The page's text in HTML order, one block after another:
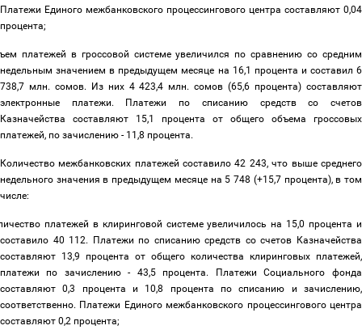
Платежи Единого межбанковского процессингового центра составляют 0,04
процента;
платежей в гроссовой системе увеличился по сравнению со средним
недельным значением в предыдущем месяце на 16,1 процента и составил 6
738,7 млн. сомов. Из них 4 423,4 млн. сомов (65,6 процента) составляют
электронные платежи. Платежи по списанию средств со счетов
Казначейства составляют 15,1 процента от общего объема гроссовых
платежей, по зачислению - 11,8 процента.
Количество межбанковских платежей составило 42 243, что выше среднего
недельного значения в предыдущем месяце на 5 748 (+15,7 процента), в том
числе:
платежей в клиринговой системе увеличилось на 15,0 процента и
составило 40 112. Платежи по списанию средств со счетов Казначейства
составляют 13,9 процента от общего количества клиринговых платежей,
платежи по зачислению - 43,5 процента. Платежи Социального фонда
составляют 0,3 процента и 10,8 процента по списанию и зачислению,
соответственно. Платежи Единого межбанковского процессингового центра
составляют 0,2 процента;